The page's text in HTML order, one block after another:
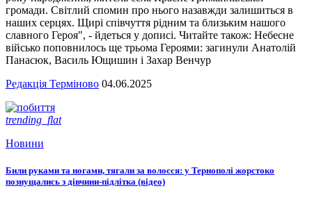
громади. Світлий спомин про нього назавжди залишиться в
наших серцях. Щирі співчуття рідним та близьким нашого
славного Героя", - йдеться у дописі. Читайте також: Небесне
військо поповнилось ще трьома Героями: загинули Анатолій
Панасюк, Василь Ющишин і Захар Венчур
Редакція Терміново 04.06.2025
trending_flat
Новини
Били руками та ногами, тягали за волосся: у Тернополі жорстоко
познущались з дівчини-підлітка (відео)